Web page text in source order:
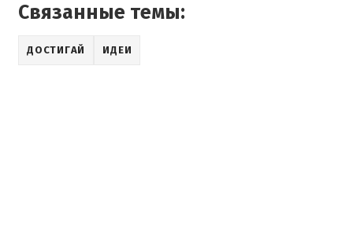
Связанные темы:
ДОСТИГАЙ ИДЕИ